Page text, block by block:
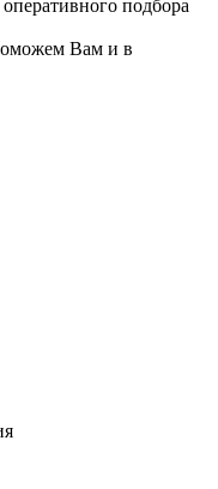
подбора
Вам и в